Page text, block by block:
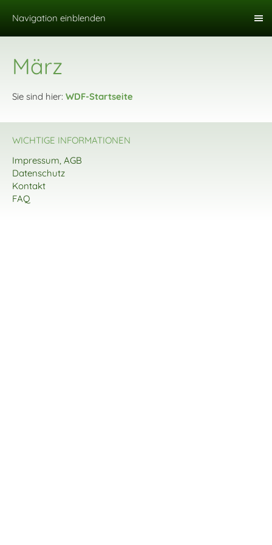
Navigation einblenden
März
Sie sind hier: WDF-Startseite
WICHTIGE INFORMATIONEN
Impressum, AGB
Datenschutz
Kontakt
FAQ